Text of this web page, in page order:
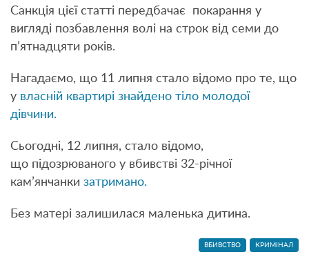
Санкція цієї статті передбачає покарання у
вигляді позбавлення волі на строк від семи до
п’ятнадцяти років.
Нагадаємо, що 11 липня стало відомо про те, що
у власній квартирі знайдено тіло молодої
дівчини.
Сьогодні, 12 липня, стало відомо,
що підозрюваного у вбивстві 32-річної
кам’янчанки затримано.
Без матері залишилася маленька дитина.
ВБИВСТВО КРИМІНАЛ